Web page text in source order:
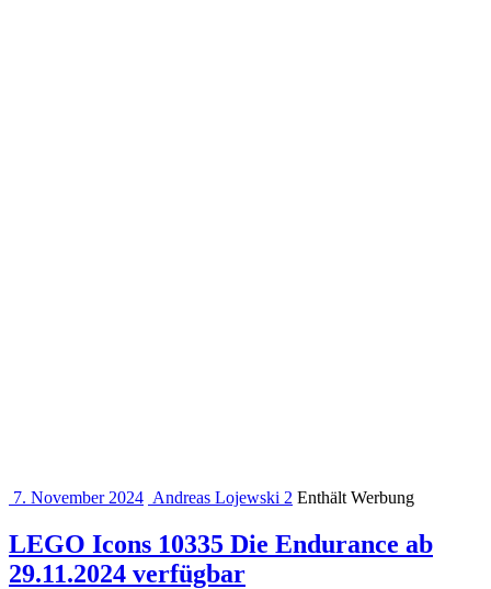
7. November 2024 Andreas Lojewski 2 Enthält Werbung
LEGO Icons 10335 Die Endurance ab
29.11.2024 verfügbar